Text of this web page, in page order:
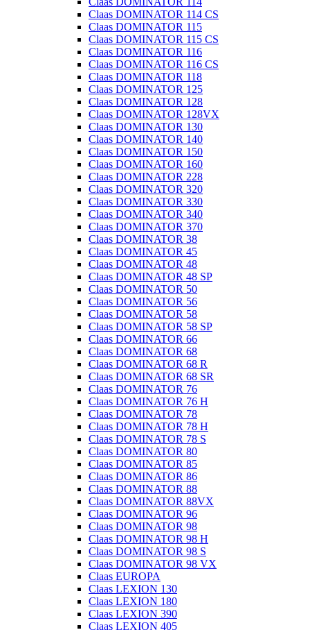
Claas DOMINATOR 114 CS
Claas DOMINATOR 115
Claas DOMINATOR 115 CS
Claas DOMINATOR 116
Claas DOMINATOR 116 CS
Claas DOMINATOR 118
Claas DOMINATOR 125
Claas DOMINATOR 128
Claas DOMINATOR 128VX
Claas DOMINATOR 130
Claas DOMINATOR 140
Claas DOMINATOR 150
Claas DOMINATOR 160
Claas DOMINATOR 228
Claas DOMINATOR 320
Claas DOMINATOR 330
Claas DOMINATOR 340
Claas DOMINATOR 370
Claas DOMINATOR 38
Claas DOMINATOR 45
Claas DOMINATOR 48
Claas DOMINATOR 48 SP
Claas DOMINATOR 50
Claas DOMINATOR 56
Claas DOMINATOR 58
Claas DOMINATOR 58 SP
Claas DOMINATOR 66
Claas DOMINATOR 68
Claas DOMINATOR 68 R
Claas DOMINATOR 68 SR
Claas DOMINATOR 76
Claas DOMINATOR 76 H
Claas DOMINATOR 78
Claas DOMINATOR 78 H
Claas DOMINATOR 78 S
Claas DOMINATOR 80
Claas DOMINATOR 85
Claas DOMINATOR 86
Claas DOMINATOR 88
Claas DOMINATOR 88VX
Claas DOMINATOR 96
Claas DOMINATOR 98
Claas DOMINATOR 98 H
Claas DOMINATOR 98 S
Claas DOMINATOR 98 VX
Claas EUROPA
Claas LEXION 130
Claas LEXION 180
Claas LEXION 390
Claas LEXION 405